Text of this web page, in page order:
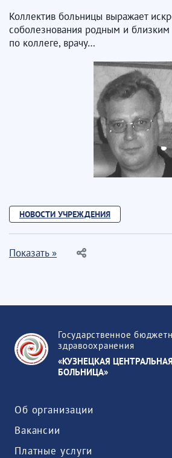
Коллектив больницы выражает
соболезнования родным и близким
по коллеге, врачу…
НОВОСТИ УЧРЕЖДЕНИЯ
Показать »
Государственное
здравоохранения
«КУЗНЕЦКАЯ
БОЛЬНИЦА»
Об организации
Вакансии
Платные услуги